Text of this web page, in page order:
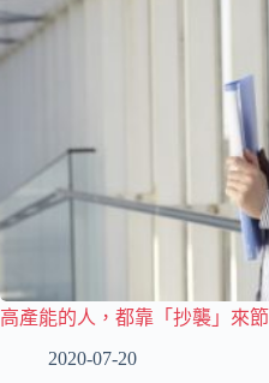
高產能的人，都靠「抄襲」來節
2020-07-20